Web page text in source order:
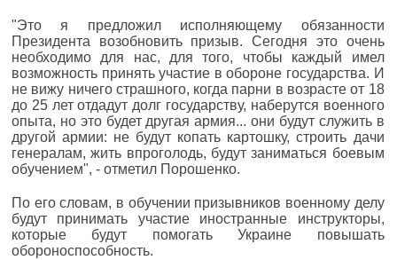
"Это я предложил исполняющему обязанности
Президента возобновить призыв. Сегодня это очень
необходимо для нас, для того, чтобы каждый имел
возможность принять участие в обороне государства. И
не вижу ничего страшного, когда парни в возрасте от 18
до 25 лет отдадут долг государству, наберутся военного
опыта, но это будет другая армия... они будут служить в
другой армии: не будут копать картошку, строить дачи
генералам, жить впроголодь, будут заниматься боевым
обучением", - отметил Порошенко.
По его словам, в обучении призывников военному делу
будут принимать участие иностранные инструкторы,
которые будут помогать Украине повышать
обороноспособность.